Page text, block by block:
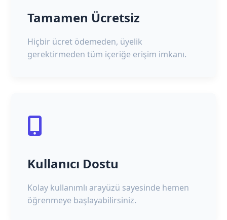
Tamamen Ücretsiz
Hiçbir ücret ödemeden, üyelik
gerektirmeden tüm içeriğe erişim imkanı.
Kullanıcı Dostu
Kolay kullanımlı arayüzü sayesinde hemen
öğrenmeye başlayabilirsiniz.